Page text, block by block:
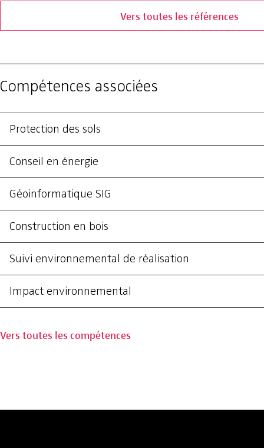
Vers toutes les références
Compétences associées
Protection des sols
Conseil en énergie
Géoinformatique SIG
Construction en bois
Suivi environnemental de réalisation
Impact environnemental
Vers toutes les compétences